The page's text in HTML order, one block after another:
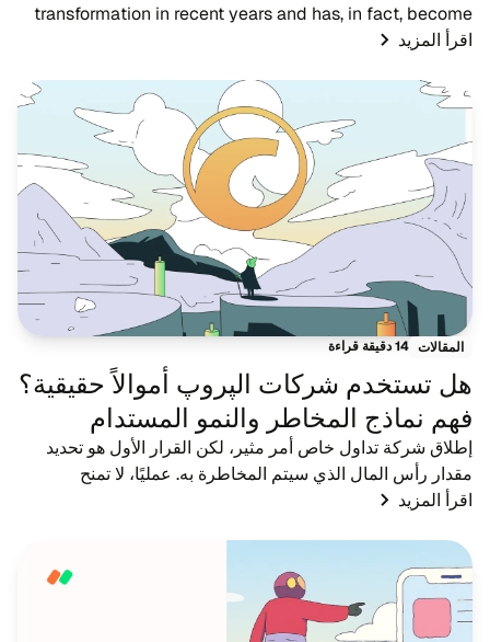
transformation in recent years and has, in fact, become
one of the most significant developments in the forex
اقرأ المزيد
المقالات 14 دقيقة قراءة
هل تستخدم شركات الپروپ أموالاً حقيقية؟
فهم نماذج المخاطر والنمو المستدام
إطلاق شركة تداول خاص أمر مثير، لكن القرار الأول هو تحديد
مقدار رأس المال الذي سيتم المخاطرة به. عمليًا، لا تمنح
الشركات المشاركين الجدد حسابات حقيقية كبيرة على الفور. يبدأ
اقرأ المزيد